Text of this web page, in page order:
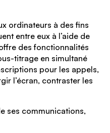
ordinateurs à des fins
entre eux à l’aide de
des fonctionnalités
titrage en simultané
pour les appels,
l’écran, contraster les
ses communications,